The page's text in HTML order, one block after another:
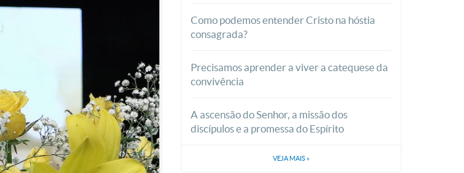
Como podemos entender Cristo na hóstia
consagrada?
Precisamos aprender a viver a catequese da
convivência
A ascensão do Senhor, a missão dos
discípulos e a promessa do Espírito
VEJA MAIS »